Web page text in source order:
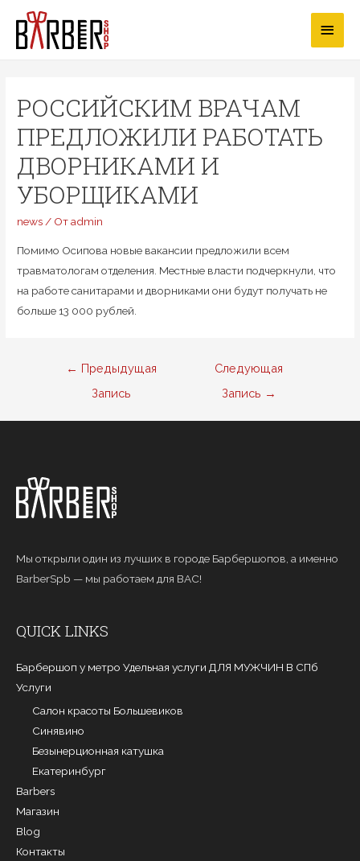
Перейти
содержимому
РОССИЙСКИМ ВРАЧАМ
ПРЕДЛОЖИЛИ РАБОТАТЬ
ДВОРНИКАМИ И
УБОРЩИКАМИ
news/ Отadmin
Помимо Осипова новые вакансии предложили всем
травматологам отделения. Местные власти подчеркнули, что
на работе санитарами и дворниками они будут получать не
больше 13 000 рублей.
Навигация
← Предыдущая
Запись
Следующая
Запись →
Мы открыли один из лучших в городе Барбершопов, а именно
BarberSpb — мы работаем для ВАС!
QUICK LINKS
Барбершоп у метро Удельная услуги ДЛЯ МУЖЧИН В СПб
Услуги
Салон красоты Большевиков
Синявино
Безынерционная катушка
Екатеринбург
Barbers
Магазин
Blog
Контакты